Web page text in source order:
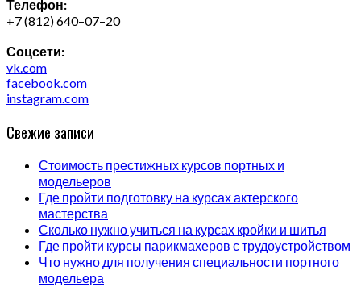
Телефон:
+7 (812) 640–07–20
Соцсети:
vk.com
facebook.com
instagram.com
Свежие записи
Стоимость престижных курсов портных и
модельеров
Где пройти подготовку на курсах актерского
мастерства
Сколько нужно учиться на курсах кройки и шитья
Где пройти курсы парикмахеров с трудоустройством
Что нужно для получения специальности портного
модельера